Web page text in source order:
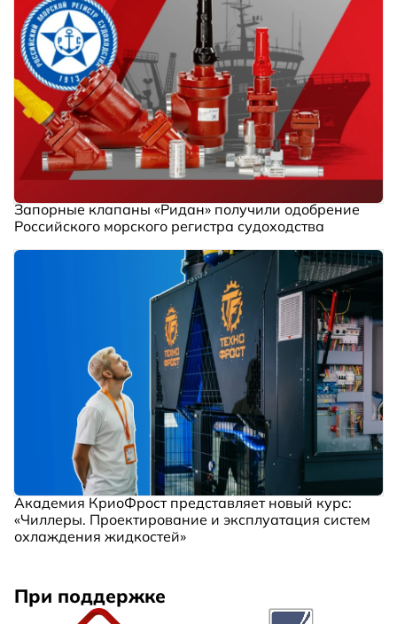
Запорные клапаны «Ридан» получили одобрение
Российского морского регистра судоходства
Академия КриоФрост представляет новый курс:
«Чиллеры. Проектирование и эксплуатация систем
охлаждения жидкостей»
При поддержке